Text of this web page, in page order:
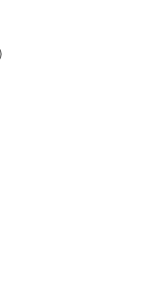
werden. 20 Jahre
schuldig, und letztlich ist